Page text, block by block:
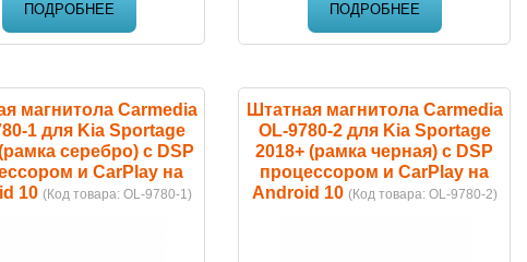
ПОДРОБНЕЕ ПОДРОБНЕЕ
магнитола Carmedia
1 для Kia Sportage
серебро) с DSP
и CarPlay на
10 (Код товара: OL-9780-1)
Штатная магнитола Carmedia
OL-9780-2 для Kia Sportage
2018+ (рамка черная) с DSP
процессором и CarPlay на
Android 10 (Код товара: OL-9780-2)